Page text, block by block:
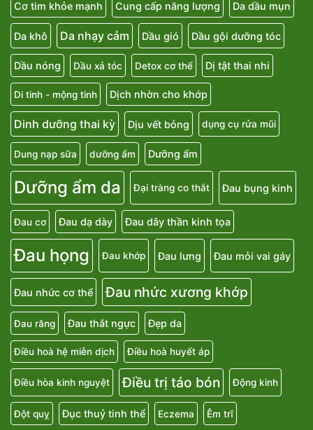
Cơ tim khỏe mạnh Cung cấp năng lượng Da dầu mụn
Da khô Da nhạy cảm Dầu gió Dầu gội dưỡng tóc
Dầu nóng Dầu xả tóc Detox cơ thể Dị tật thai nhi
Di tinh - mộng tinh Dịch nhờn cho khớp
Dinh dưỡng thai kỳ Dịu vết bỏng dụng cụ rửa mũi
Dung nạp sữa dưỡng ẩm Dưỡng ẩm
Dưỡng ẩm da Đại tràng co thắt Đau bụng kinh
Đau cơ Đau dạ dày Đau dây thần kinh tọa
Đau họng Đau khớp Đau lưng Đau mỏi vai gáy
Đau nhức cơ thể Đau nhức xương khớp
Đau răng Đau thắt ngực Đẹp da
Điều hoà hệ miễn dịch Điều hoà huyết áp
Điều hòa kinh nguyệt Điều trị táo bón Động kinh
Đột quỵ Đục thuỷ tinh thể Eczema Êm trĩ